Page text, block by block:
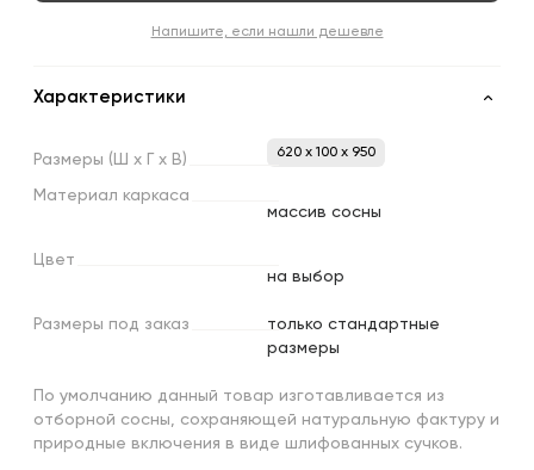
Напишите, если нашли дешевле
Характеристики
Размеры (Ш х х В) 620 x 100 x 950
Материал каркаса
массив сосны
Цвет
на выбор
Размеры под заказ
только стандартные
размеры
По умолчанию данный товар изготавливается из
отборной сосны, сохраняющей натуральную фактуру и
природные включения в виде шлифованных сучков.